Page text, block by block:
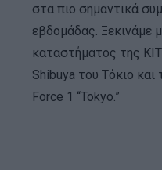
στα πιο σημαντικά
εβδομάδας. Ξεκινάμε
καταστήματος της
Shibuya του Τόκιο
Force 1 “Tokyo.”